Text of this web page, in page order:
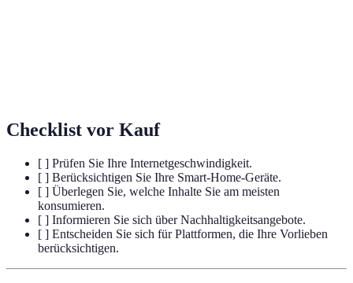
Checklist vor Kauf
[ ] Prüfen Sie Ihre Internetgeschwindigkeit.
[ ] Berücksichtigen Sie Ihre Smart-Home-Geräte.
[ ] Überlegen Sie, welche Inhalte Sie am meisten
konsumieren.
[ ] Informieren Sie sich über Nachhaltigkeitsangebote.
[ ] Entscheiden Sie sich für Plattformen, die Ihre Vorlieben
berücksichtigen.